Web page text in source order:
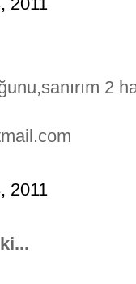
2
2011